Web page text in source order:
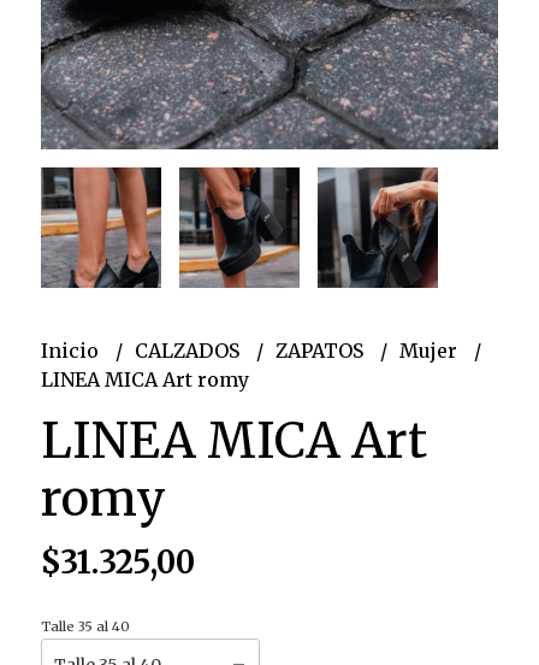
Inicio CALZADOS ZAPATOS
Mujer
LINEA MICA Art romy
LINEA MICA Art
romy
$31.325,00
Talle 35 al 40